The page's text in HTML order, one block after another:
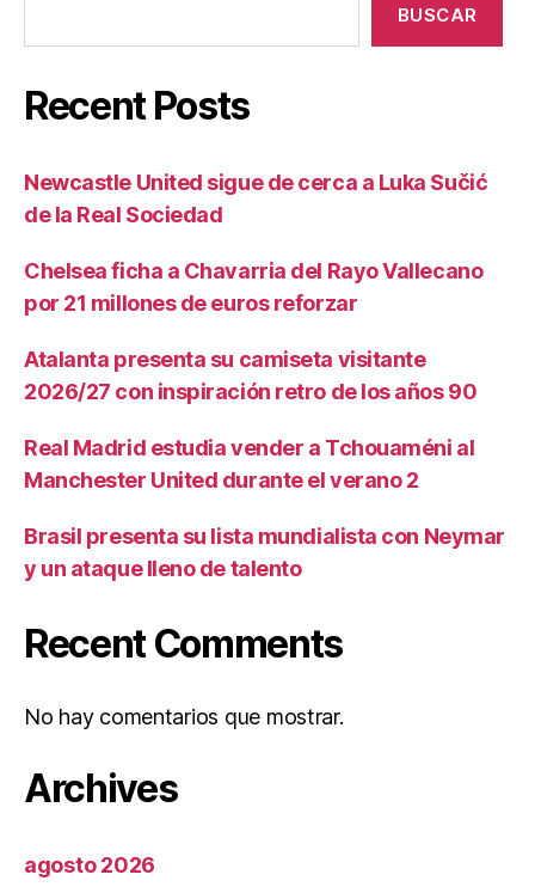
BUSCAR
Recent Posts
Newcastle United sigue de cerca a Luka Sučić
de la Real Sociedad
Chelsea ficha a Chavarria del Rayo Vallecano
por 21 millones de euros reforzar
Atalanta presenta su camiseta visitante
2026/27 con inspiración retro de los años 90
Real Madrid estudia vender a Tchouaméni al
Manchester United durante el verano 2
Brasil presenta su lista mundialista con Neymar
y un ataque lleno de talento
Recent Comments
No hay comentarios que mostrar.
Archives
agosto 2026